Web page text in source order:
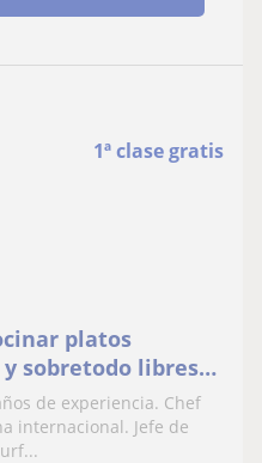
1ª clase gratis
platos
sobretodo libres
Este es tu
o amigos!
de experiencia. Chef
internacional. Jefe de